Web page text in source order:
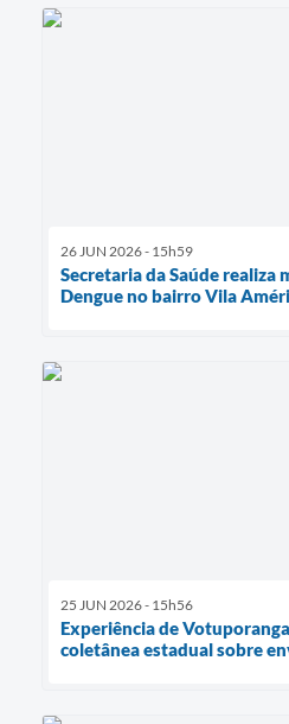
26 JUN 2026 - 15h59
Secretaria da Saúde realiza
Dengue no bairro Vila
25 JUN 2026 - 15h56
Experiência de
coletânea estadual sobre